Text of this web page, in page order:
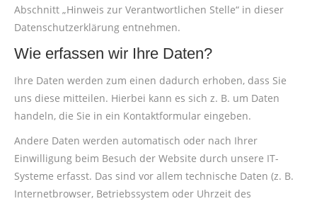
Abschnitt „Hinweis zur Verantwortlichen Stelle“ in dieser
Datenschutzerklärung entnehmen.
Wie erfassen wir Ihre Daten?
Ihre Daten werden zum einen dadurch erhoben, dass Sie
uns diese mitteilen. Hierbei kann es sich z. B. um Daten
handeln, die Sie in ein Kontaktformular eingeben.
Andere Daten werden automatisch oder nach Ihrer
Einwilligung beim Besuch der Website durch unsere IT-
Systeme erfasst. Das sind vor allem technische Daten (z. B.
Internetbrowser, Betriebssystem oder Uhrzeit des